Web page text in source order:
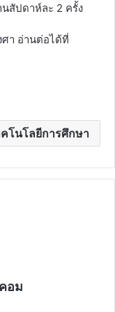
นสัปดาห์ละ 2 ครั้ง
า อ่านต่อได้ที่
โนโลยีการศึกษา
อม